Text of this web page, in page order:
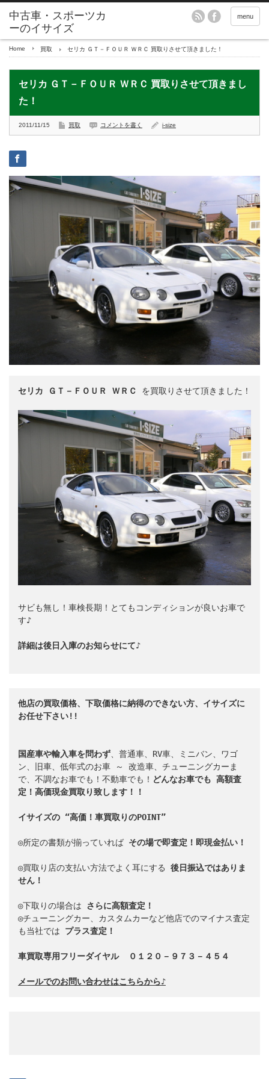
menu
Home 買取 セリカ ＧＴ－ＦＯＵＲ ＷＲＣ 買取りさせて頂きました！
セリカ ＧＴ－ＦＯＵＲ ＷＲＣ 買取りさせて頂きまし
た！
2011/11/15 買取 コメントを書く i-size
セリカ ＧＴ－ＦＯＵＲ ＷＲＣ を買取りさせて頂きました！
サビも無し！車検長期！とてもコンディションが良いお車で
す♪
詳細は後日入庫のお知らせにて♪
他店の買取価格、下取価格に納得のできない方、イサイズに
お任せ下さい!!
国産車や輸入車を問わず 、普通車、RV車、ミニバン、ワゴ
ン、旧車、低年式のお車 ～ 改造車、チューニングカーま
で、不調なお車でも！不動車でも！ どんなお車でも 高額査
定！高価現金買取り致します！！
イサイズの “高価！車買取りのPOINT”
◎所定の書類が揃っていれば その場で即査定！即現金払い！
◎買取り店の支払い方法でよく耳にする 後日振込ではありま
せん！
◎下取りの場合は さらに高額査定！
◎チューニングカー、カスタムカーなど他店でのマイナス査定
も当社では プラス査定！
車買取専用フリーダイヤル ０１２０－９７３－４５４
メールでのお問い合わせはこちらから♪